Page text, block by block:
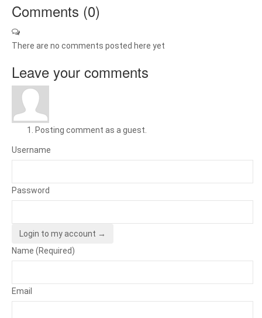
Comments (0)
There are no comments posted here yet
Leave your comments
Posting comment as a guest.
Username
Password
Login to my account →
Name (Required)
Email